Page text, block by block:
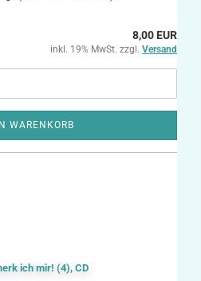
8,00 EUR
inkl. 19% MwSt. zzgl. Versand
WARENKORB